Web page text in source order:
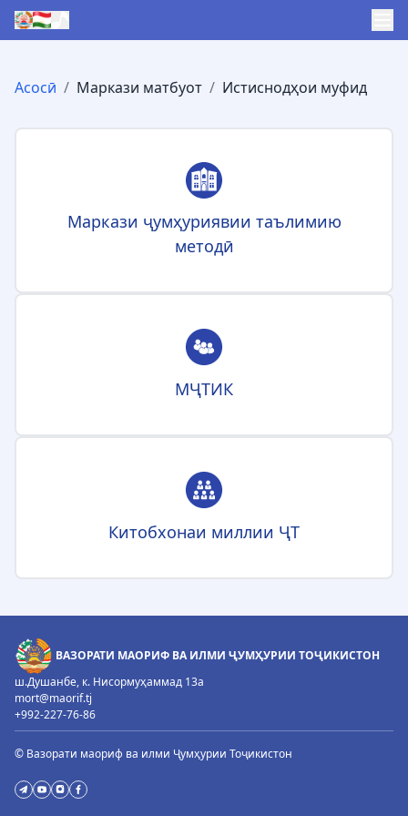
Асосӣ / Маркази матбуот / Истиснодҳои муфид
Маркази ҷумҳуриявии таълимию
методӣ
МҶТИК
Китобхонаи миллии ҶТ
ВАЗОРАТИ МАОРИФ ВА ИЛМИ ҶУМҲУРИИ ТОҶИКИСТОН
ш.Душанбе, к. Нисормуҳаммад 13а
mort@maorif.tj
+992-227-76-86
© Вазорати маориф ва илми Ҷумҳурии Тоҷикистон